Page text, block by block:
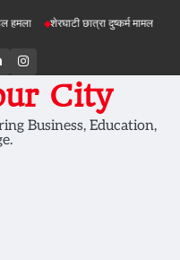
शेरघाटी छात्रा दुष्कर्म मामला पटना गया
LinkedInInstagram
City
Business, Education,